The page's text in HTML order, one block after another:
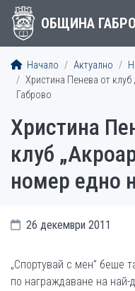
ОБЩИНА
Начало Актуално
Христина Пенева от клуб
Габрово
Христина
клуб
номер едно
26 декември 2011
„Спортувай с мен” беше
по награждаване на най-